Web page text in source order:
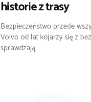
historie z trasy
Bezpieczeństwo przede
Volvo od lat kojarzy się z
sprawdzają…